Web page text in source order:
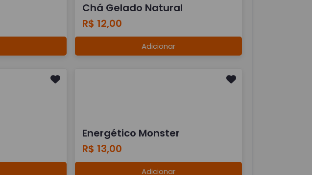
Chá Gelado Natural
R$ 12,00
Adicionar
Energético Monster
R$ 13,00
Adicionar